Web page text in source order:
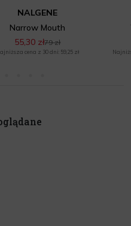
NALGENE
Narrow Mouth
55,30 zł79 zł
cena z 30 dni: 59,25 zł